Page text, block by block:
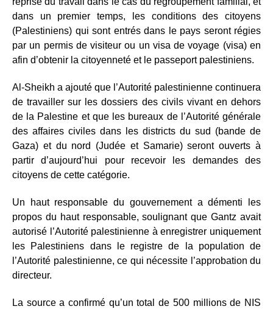
dans un premier temps, les conditions des citoyens
(Palestiniens) qui sont entrés dans le pays seront régies
par un permis de visiteur ou un visa de voyage (visa) en
afin d’obtenir la citoyenneté et le passeport palestiniens.
Al-Sheikh a ajouté que l’Autorité palestinienne continuera
de travailler sur les dossiers des civils vivant en dehors
de la Palestine et que les bureaux de l’Autorité générale
des affaires civiles dans les districts du sud (bande de
Gaza) et du nord (Judée et Samarie) seront ouverts à
partir d’aujourd’hui pour recevoir les demandes des
citoyens de cette catégorie.
Un haut responsable du gouvernement a démenti les
propos du haut responsable, soulignant que Gantz avait
autorisé l’Autorité palestinienne à enregistrer uniquement
les Palestiniens dans le registre de la population de
l’Autorité palestinienne, ce qui nécessite l’approbation du
directeur.
La source a confirmé qu’un total de 500 millions de NIS